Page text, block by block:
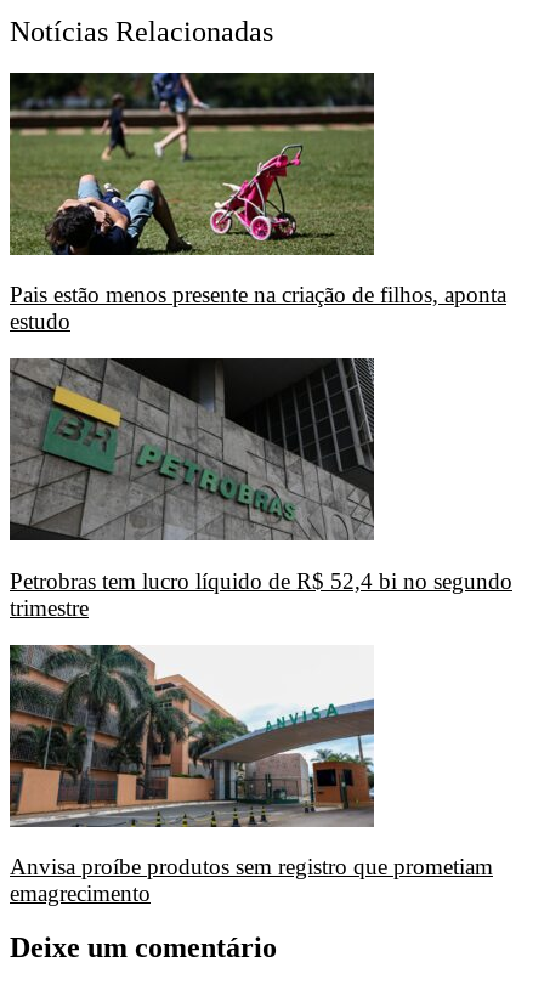
Notícias Relacionadas
Pais estão menos presente na criação de filhos, aponta
estudo
Petrobras tem lucro líquido de R$ 52,4 bi no segundo
trimestre
Anvisa proíbe produtos sem registro que prometiam
emagrecimento
Deixe um comentário